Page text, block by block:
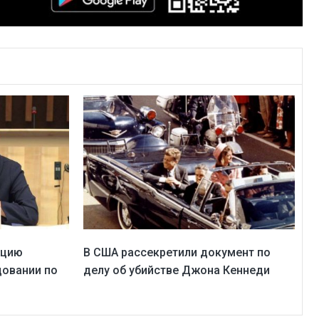
по
В США рассекретили документ по
делу об убийстве Джона Кеннеди